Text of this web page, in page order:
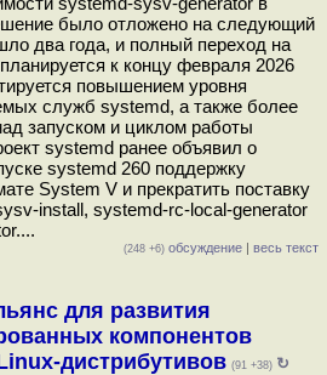
было отложено на следующий
два года, и полный переход на
к концу февраля 2026
повышением уровня
служб systemd, а также более
запуском и циклом работы
systemd ранее объявил о
systemd 260 поддержку
System V и прекратить поставку
install, systemd-rc-local-generator
(248 +6) обсуждение | весь текст
для развития
компонентов
дистрибутивов (91 +38) ↻